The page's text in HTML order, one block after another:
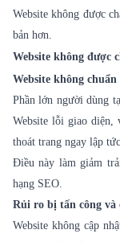
Website không được
bản hơn.
Website không được
Website không chuẩn
Phần lớn người dùng
Website lỗi giao diện,
thoát trang ngay lập tức.
Điều này làm giảm
hạng SEO.
Rủi ro bị tấn công và
Website không cập